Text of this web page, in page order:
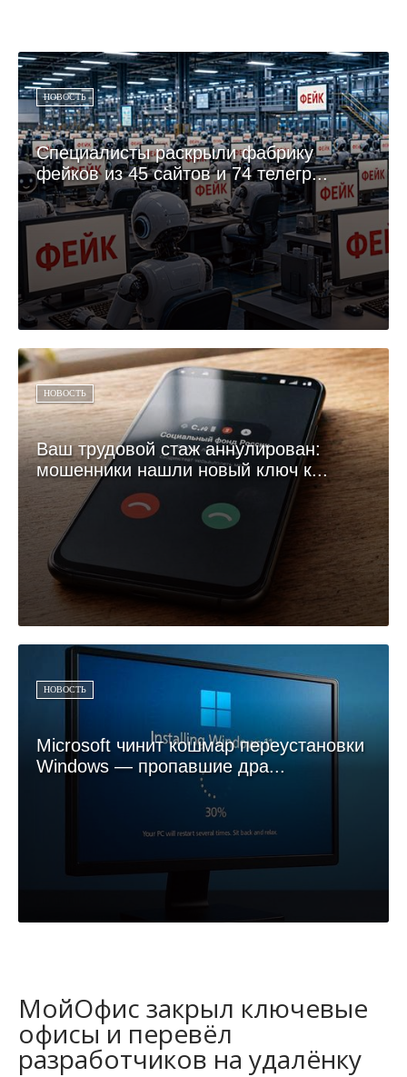
НОВОСТЬ
Специалисты раскрыли фабрику
фейков из 45 сайтов и 74 телегр...
НОВОСТЬ
Ваш трудовой стаж аннулирован:
мошенники нашли новый ключ к...
НОВОСТЬ
Microsoft чинит кошмар переустановки
Windows — пропавшие дра...
МойОфис закрыл ключевые
офисы и перевёл
разработчиков на удалёнку